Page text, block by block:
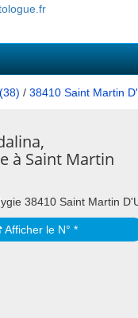
/ 38410 Saint Martin
à Saint Martin
38410 Saint Martin
le N° *